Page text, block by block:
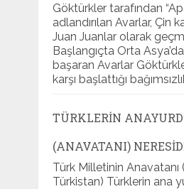
Göktürkler tarafından
adlandırılan Avarlar, Çin
Juan Juanlar olarak
Başlangıçta Orta
başaran Avarlar
karşı başlattığı
TÜRKLERIN
(ANAVATANI)
Türk Milletinin Anavatanı
Türkistan) Türklerin ana